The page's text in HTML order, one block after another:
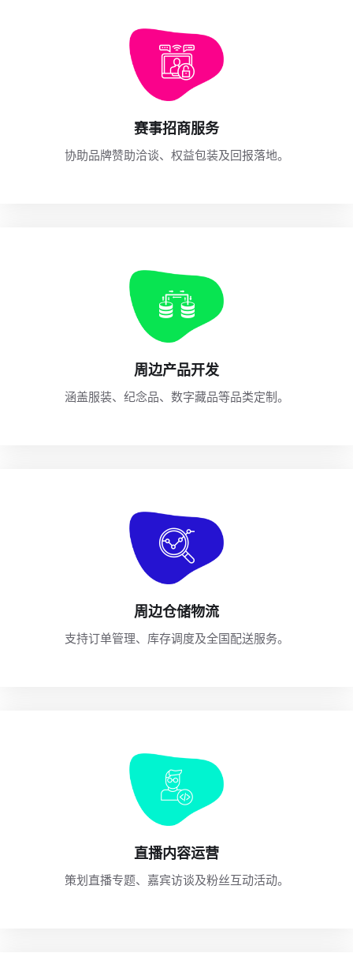
赛事招商服务
协助品牌赞助洽谈、权益包装及回报落地。
周边产品开发
涵盖服装、纪念品、数字藏品等品类定制。
周边仓储物流
支持订单管理、库存调度及全国配送服务。
直播内容运营
策划直播专题、嘉宾访谈及粉丝互动活动。